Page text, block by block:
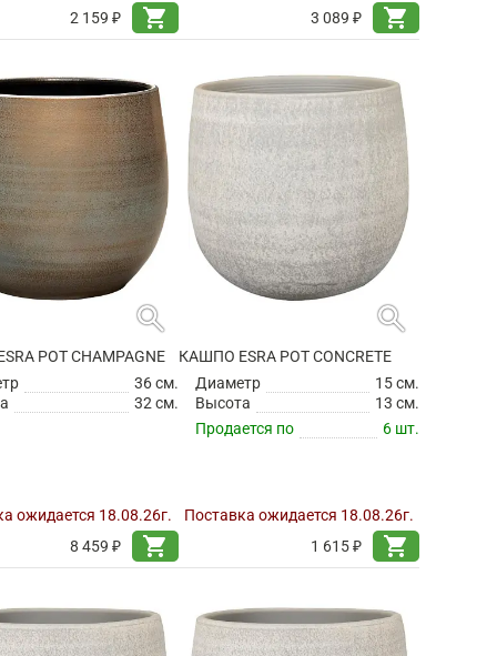
2 159 ₽
shopping_cart
3 089 ₽
shopping_cart
search
POT CHAMPAGNE
36 см.
32 см.
ожидается 18.08.26г.
8 459 ₽
shopping_cart
search
КАШПО ESRA POT CONCRETE
Диаметр
15 см.
Высота
13 см.
Продается по
6 шт.
Поставка ожидается 18.08.26г.
1 615 ₽
shopping_cart